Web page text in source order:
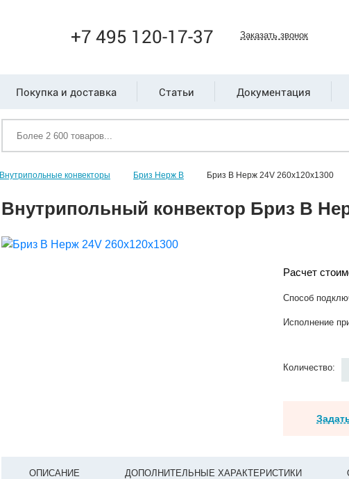
+7 495 120-17-37 Заказать звонок
Покупка и доставка Статьи Документация
Внутрипольные конвекторы Бриз Нерж В Бриз В Нерж 24V 260x120x1300
Внутрипольный конвектор Бриз В
Расчет
Способ
Исполнение
Количество:
ОПИСАНИЕ ДОПОЛНИТЕЛЬНЫЕ ХАРАКТЕРИСТИКИ